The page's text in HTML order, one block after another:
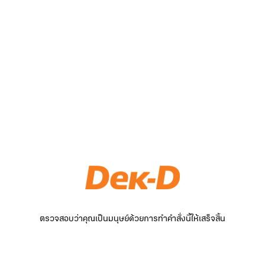
ตรวจสอบว่าคุณเป็นมนุษย์ด้วยการทำคำสั่งนี้ให้เสร็จสิ้น